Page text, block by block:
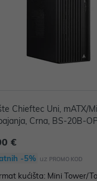
Chieftec Uni, mATX/
Crna, BS-20B-
€
-5% uz PROMO KOD
kućišta: Mini Tower/